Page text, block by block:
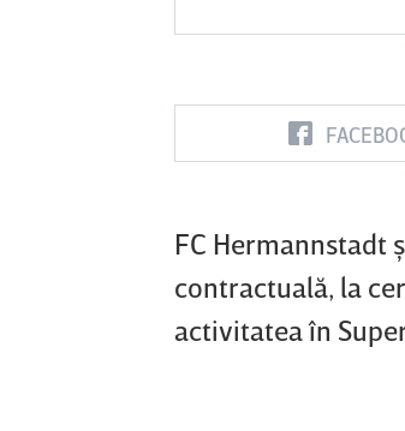
FC Hermannstadt
contractuală, la
activitatea în
Vs